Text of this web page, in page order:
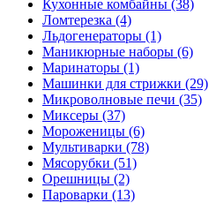
Кухонные комбайны (38)
Ломтерезка (4)
Льдогенераторы (1)
Маникюрные наборы (6)
Маринаторы (1)
Машинки для стрижки (29)
Микроволновые печи (35)
Миксеры (37)
Мороженицы (6)
Мультиварки (78)
Мясорубки (51)
Орешницы (2)
Пароварки (13)